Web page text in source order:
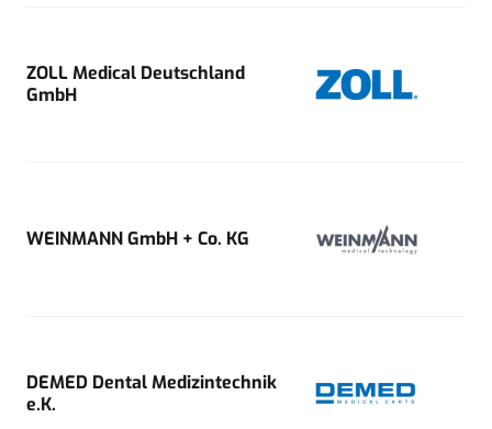
ZOLL Medical Deutschland
GmbH
WEINMANN GmbH + Co. KG
DEMED Dental Medizintechnik
e.K.